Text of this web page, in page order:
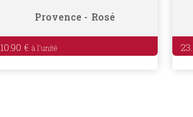
Provence Rosé
10.90 €